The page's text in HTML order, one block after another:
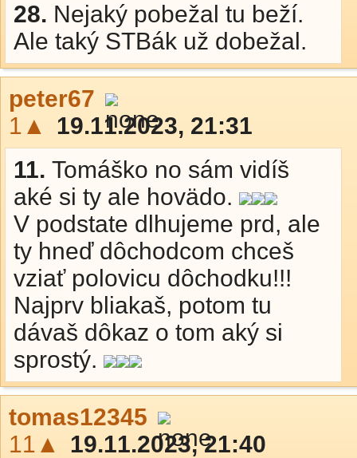
28. Nejaký pobežal tu beží.
Ale taký STBák už dobežal.
peter67
1▲
19.11.2023, 21:31
11. Tomáško no sám vidíš
aké si ty ale hovädo.
V podstate dlhujeme prd, ale
ty hneď dôchodcom chceš
vziať polovicu dôchodku!!!
Najprv bliakaš, potom tu
dávaš dôkaz o tom aký si
sprostý.
tomas12345
11▲
19.11.2023, 21:40